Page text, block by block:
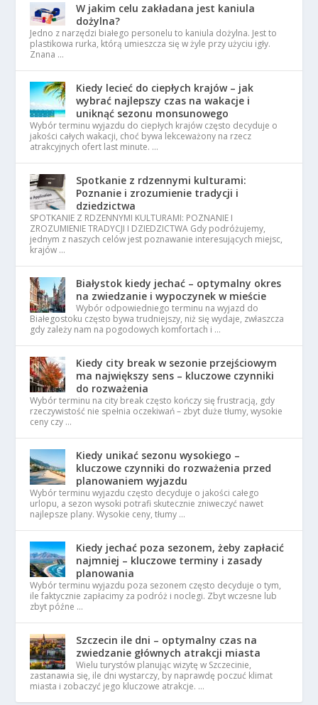
W jakim celu zakładana jest kaniula
dożylna?
Jedno z narzędzi białego personelu to kaniula dożylna. Jest to
plastikowa rurka, którą umieszcza się w żyle przy użyciu igły.
Znana …
Kiedy lecieć do ciepłych krajów – jak
wybrać najlepszy czas na wakacje i
uniknąć sezonu monsunowego
Wybór terminu wyjazdu do ciepłych krajów często decyduje o
jakości całych wakacji, choć bywa lekceważony na rzecz
atrakcyjnych ofert last minute. …
Spotkanie z rdzennymi kulturami:
Poznanie i zrozumienie tradycji i
dziedzictwa
SPOTKANIE Z RDZENNYMI KULTURAMI: POZNANIE I
ZROZUMIENIE TRADYCJI I DZIEDZICTWA Gdy podróżujemy,
jednym z naszych celów jest poznawanie interesujących miejsc,
krajów …
Białystok kiedy jechać – optymalny okres
na zwiedzanie i wypoczynek w mieście
Wybór odpowiedniego terminu na wyjazd do
Białegostoku często bywa trudniejszy, niż się wydaje, zwłaszcza
gdy zależy nam na pogodowych komfortach i …
Kiedy city break w sezonie przejściowym
ma największy sens – kluczowe czynniki
do rozważenia
Wybór terminu na city break często kończy się frustracją, gdy
rzeczywistość nie spełnia oczekiwań – zbyt duże tłumy, wysokie
ceny czy …
Kiedy unikać sezonu wysokiego –
kluczowe czynniki do rozważenia przed
planowaniem wyjazdu
Wybór terminu wyjazdu często decyduje o jakości całego
urlopu, a sezon wysoki potrafi skutecznie zniweczyć nawet
najlepsze plany. Wysokie ceny, tłumy …
Kiedy jechać poza sezonem, żeby zapłacić
najmniej – kluczowe terminy i zasady
planowania
Wybór terminu wyjazdu poza sezonem często decyduje o tym,
ile faktycznie zapłacimy za podróż i noclegi. Zbyt wczesne lub
zbyt późne …
Szczecin ile dni – optymalny czas na
zwiedzanie głównych atrakcji miasta
Wielu turystów planując wizytę w Szczecinie,
zastanawia się, ile dni wystarczy, by naprawdę poczuć klimat
miasta i zobaczyć jego kluczowe atrakcje. …